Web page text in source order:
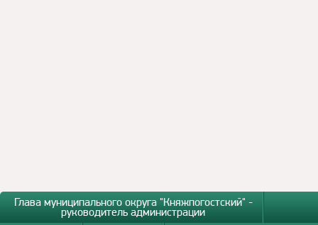
Глава муниципального округа "Княжпогостский" -
руководитель администрации